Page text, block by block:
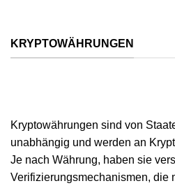
KRYPTOWÄHRUNGEN
Kryptowährungen sind von
unabhängig und werden an
Je nach Währung, haben sie
Verifizierungsmechanismen, die